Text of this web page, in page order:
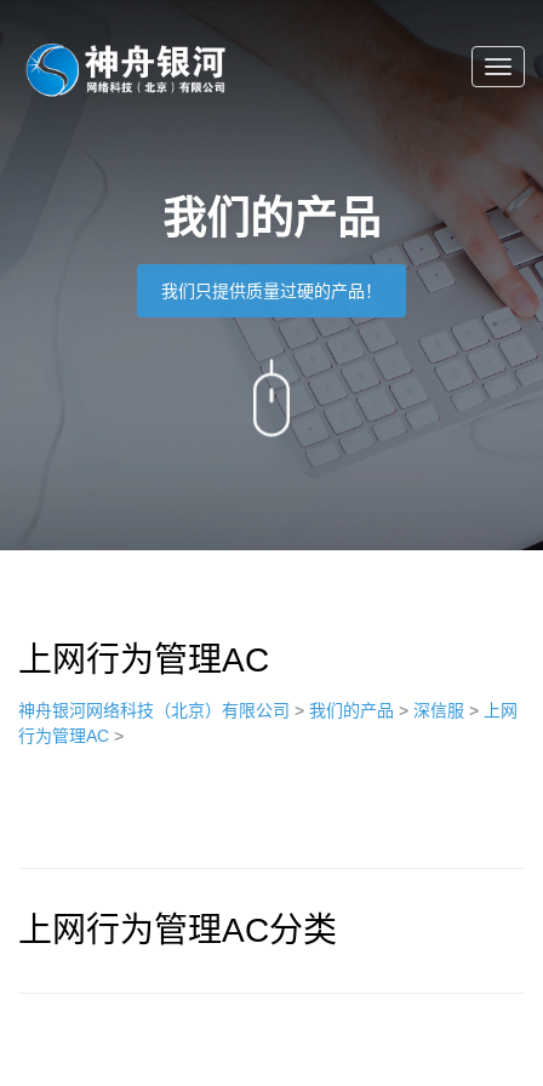
我们的产品
我们只提供质量过硬的产品！
上网行为管理AC
神舟银河网络科技（北京）有限公司 > 我们的产品 > 深信服 >
上网
行为管理AC >
上网行为管理AC分类